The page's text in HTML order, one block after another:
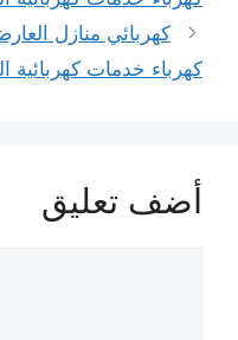
كهرباء خدمات كهربائية
أضف تعليق